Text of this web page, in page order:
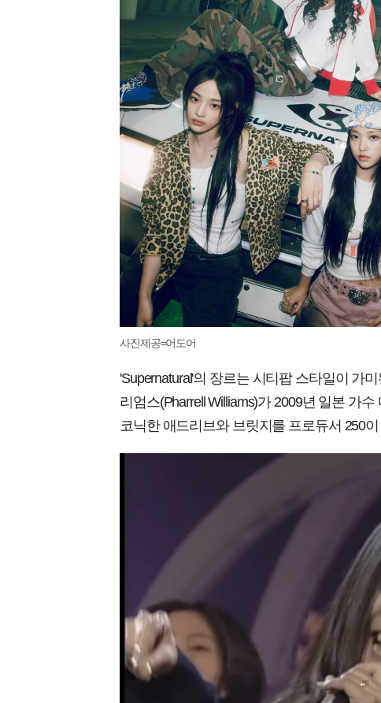
사진제공=어도어
'Supernatural'의 장르는 시티팝 스타일이 가
리엄스(Pharrell Williams)가 2009년 일본 가
코닉한 애드리브와 브릿지를 프로듀서 250